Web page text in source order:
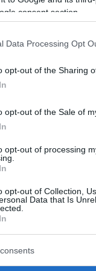
consent section.
Data Processing Opt
opt-out of the Sharing
opt-out of the Sale of
opt-out of processing
opt-out of Collection,
Data that Is
πρόταση από το
οπότε
το
έξι παίκτες με
με
όταν